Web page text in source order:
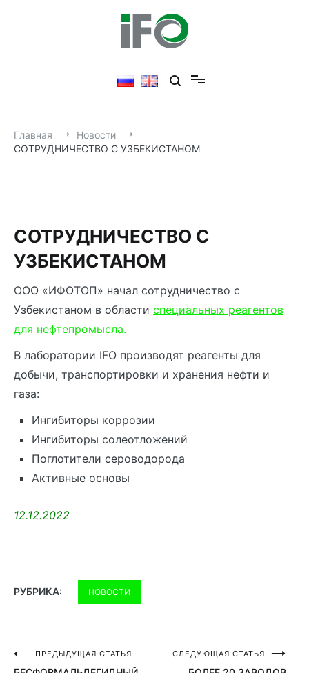
Главная
Новости
СОТРУДНИЧЕСТВО С УЗБЕКИСТАНОМ
СОТРУДНИЧЕСТВО С
УЗБЕКИСТАНОМ
ООО «ИФОТОП» начал сотрудничество с
Узбекистаном в области специальных реагентов
для нефтепромысла.
В лаборатории IFO производят реагенты для
добычи, транспортировки и хранения нефти и
газа:
Ингибиторы коррозии
Ингибиторы солеотложений
Поглотители сероводорода
Активные основы
12.12.2022
РУБРИКА: НОВОСТИ
Навигация
ПРЕДЫДУЩАЯ СТАТЬЯ СЛЕДУЮЩАЯ СТАТЬЯ